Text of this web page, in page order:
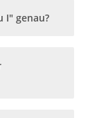
I" genau?